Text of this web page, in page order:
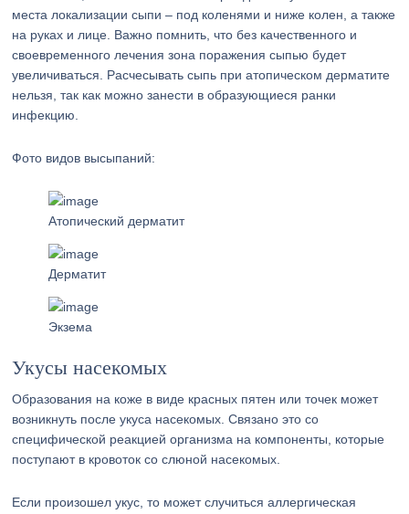
места локализации сыпи – под коленями и ниже колен, а также
на руках и лице. Важно помнить, что без качественного и
своевременного лечения зона поражения сыпью будет
увеличиваться. Расчесывать сыпь при атопическом дерматите
нельзя, так как можно занести в образующиеся ранки
инфекцию.
Фото видов высыпаний:
Атопический дерматит
Дерматит
Экзема
Укусы насекомых
Образования на коже в виде красных пятен или точек может
возникнуть после укуса насекомых. Связано это со
специфической реакцией организма на компоненты, которые
поступают в кровоток со слюной насекомых.
Если произошел укус, то может случиться аллергическая